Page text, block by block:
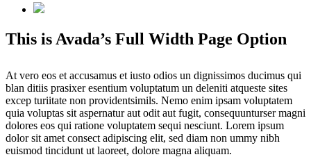
This is Avada’s Full Width Page Option
At vero eos et accusamus et iusto odios un dignissimos ducimus qui
blan ditiis prasixer esentium voluptatum un deleniti atqueste sites
excep turiitate non providentsimils. Nemo enim ipsam voluptatem
quia voluptas sit aspernatur aut odit aut fugit, consequunturser magni
dolores eos qui ratione voluptatem sequi nesciunt. Lorem ipsum
dolor sit amet consect adipiscing elit, sed diam non ummy nibh
euismod tincidunt ut laoreet, dolore magna aliquam.